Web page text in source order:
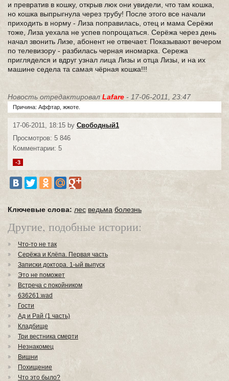
и превратив в кошку, открыв люк они увидели, что там кошка,
но кошка выпрыгнула через трубу! После этого все начали
приходить в норму - Лиза поправилась, отец и мама Серёжи
тоже, Лиза уехала не успев попрощаться. Серёжа через день
начал звонить Лизе, абонент не отвечает. Показывают вечером
по телевизору - разбилась черная иномарка. Сережа
пригляделся и вдруг узнал лица Лизы и отца Лизы, и на их
машине седела та самая чёрная кошка!!!
Новость отредактировал Lafare - 17-06-2011, 23:47
Причина: Аффтар, жжоте.
17-06-2011, 18:15 by Свободный1
Просмотров: 5 846
Комментарии: 5
-3
Ключевые слова: лес ведьма болезнь
Другие, подобные истории:
Что-то не так
Серёжа и Клёпа. Первая часть
Записки доктора. 1-ый выпуск
Это не поможет
Встреча с покойником
636261.wad
Гости
Ад и Рай (1 часть)
Кладбище
Три вестника смерти
Незнакомец
Вишни
Похищение
Что это было?